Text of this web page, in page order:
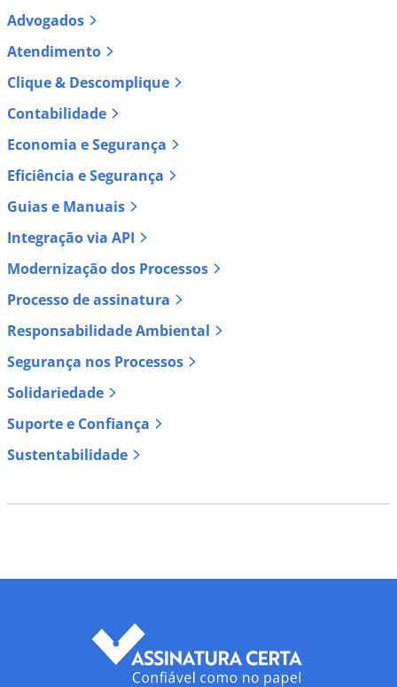
Advogados
Atendimento
Clique & Descomplique
Contabilidade
Economia e Segurança
Eficiência e Segurança
Guias e Manuais
Integração via API
Modernização dos Processos
Processo de assinatura
Responsabilidade Ambiental
Segurança nos Processos
Solidariedade
Suporte e Confiança
Sustentabilidade